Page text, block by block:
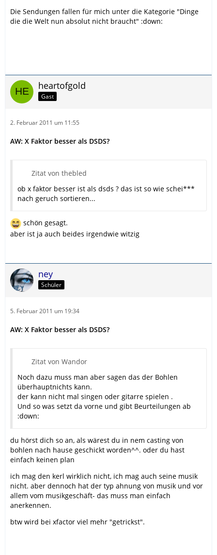
Die Sendungen fallen für mich unter die Kategorie "Dinge
die die Welt nun absolut nicht braucht" :down:
heartofgold
Gast
2. Februar 2011 um 11:55
AW: X Faktor besser als DSDS?
Zitat von thebled
ob x faktor besser ist als dsds ? das ist so wie schei***
nach geruch sortieren...
schön gesagt.
aber ist ja auch beides irgendwie witzig
ney
Schüler
5. Februar 2011 um 19:34
AW: X Faktor besser als DSDS?
Zitat von Wandor
Noch dazu muss man aber sagen das der Bohlen
überhauptnichts kann.
der kann nicht mal singen oder gitarre spielen .
Und so was setzt da vorne und gibt Beurteilungen ab
:down:
du hörst dich so an, als wärest du in nem casting von
bohlen nach hause geschickt worden^^. oder du hast
einfach keinen plan
ich mag den kerl wirklich nicht, ich mag auch seine musik
nicht. aber dennoch hat der typ ahnung von musik und vor
allem vom musikgeschäft- das muss man einfach
anerkennen.
btw wird bei xfactor viel mehr "getrickst".